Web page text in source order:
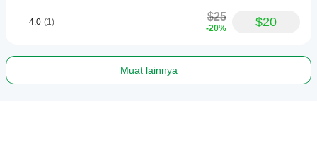
4.0 (1) $25
-20% $20
Muat lainnya